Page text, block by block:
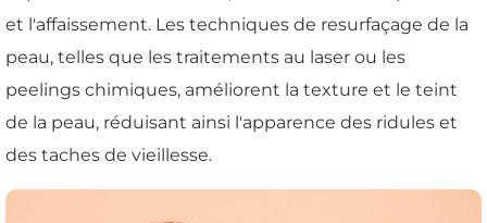
et l'affaissement. Les techniques de resurfaçage de la
peau, telles que les traitements au laser ou les
peelings chimiques, améliorent la texture et le teint
de la peau, réduisant ainsi l'apparence des ridules et
des taches de vieillesse.